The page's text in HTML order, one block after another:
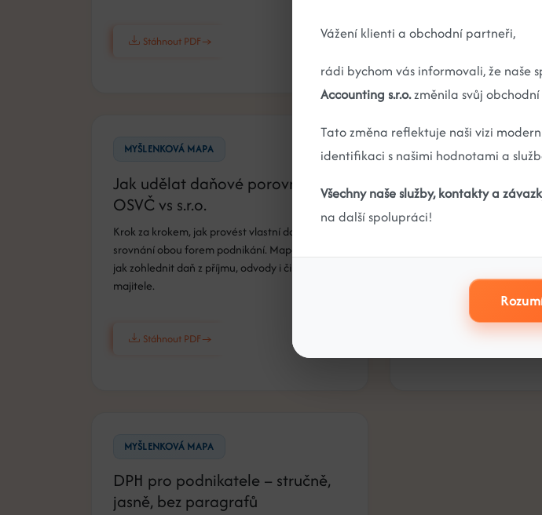
Stáhnout PDF Stáhnout PDF
MYŠLENKOVÁ MAPA
Jak udělat daňové porovnání
OSVČ vs s.r.o.
Krok za krokem, jak provést vlastní daňové
srovnání obou forem podnikání. Mapa ukazuje,
jak zohlednit daň z příjmu, odvody i čistý příjem
majitele.
Stáhnout PDF
MYŠLENKOVÁ MAPA
DPH a
OSVČ
MYŠLENKOVÁ MAPA
DPH pro podnikatele – stručně,
jasně, bez paragrafů
Vážení klienti a obchodní partneři,
rádi bychom vás informovali, že naše
Accounting s.r.o.změnila svůj
Tato změna reflektuje naši vizi
identifikaci s našimi hodnotami a
Všechny naše služby, kontakty a
na další spolupráci!